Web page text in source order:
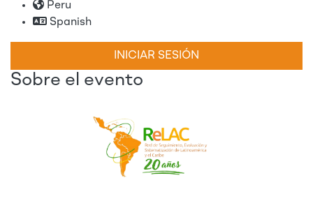
Sobre el evento
Peru
Spanish
INICIAR SESIÓN